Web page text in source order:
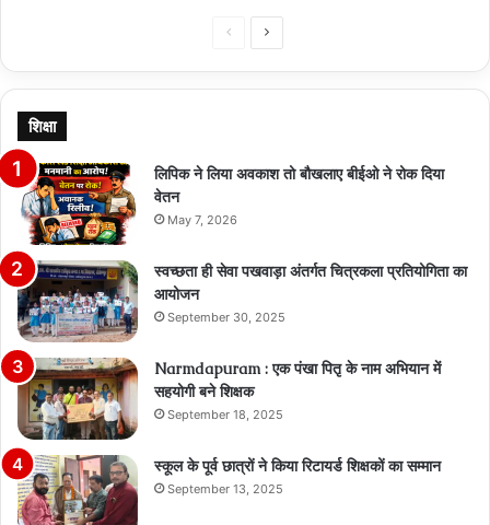
PreviousNext
शिक्षा
लिपिक ने लिया अवकाश तो बौखलाए बीईओ ने रोक दिया
वेतन
May 7, 2026
स्वच्छता ही सेवा पखवाड़ा अंतर्गत चित्रकला प्रतियोगिता का
आयोजन
September 30, 2025
Narmdapuram : एक पंखा पितृ के नाम अभियान में
सहयोगी बने शिक्षक
September 18, 2025
स्कूल के पूर्व छात्रों ने किया रिटायर्ड शिक्षकों का सम्मान
September 13, 2025